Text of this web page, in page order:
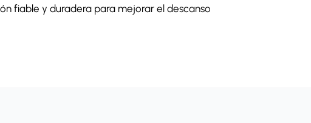
fiable y duradera para mejorar el descanso